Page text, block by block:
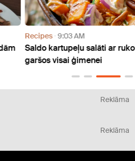
Recipes 9:03 AM
Saldo kartupeļu salāti ar
garšos visai ģimenei
Reklāma
Reklāma